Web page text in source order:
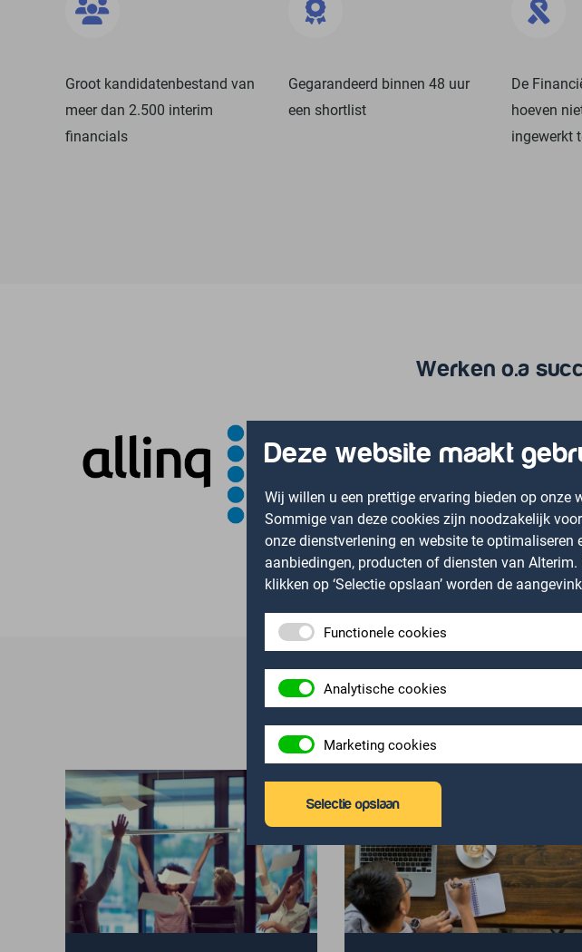
Groot kandidatenbestand van
meer dan 2.500 interim
financials
Gegarandeerd binnen 48 uur
een shortlist
De
hoeven
ingewerkt
Werken o.a
Alterim
Deze website maakt
Wij willen u een prettige ervaring bieden op
Sommige van deze cookies zijn noodzakelijk
onze dienstverlening en website te
aanbiedingen, producten of diensten van
klikken op ‘Selectie opslaan’ worden de
Functionele cookies
Analytische cookies
Marketing cookies
Selectie opslaan